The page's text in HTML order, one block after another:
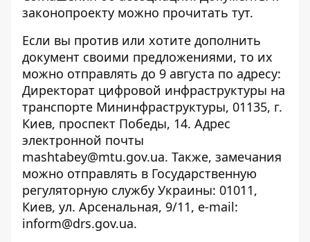
законопроекту можно прочитать тут.
Если вы против или хотите дополнить
документ своими предложениями, то их
можно отправлять до 9 августа по адресу:
Директорат цифровой инфраструктуры на
транспорте Мининфраструктуры, 01135, г.
Киев, проспект Победы, 14. Адрес
электронной почты
mashtabey@mtu.gov.ua. Также, замечания
можно отправлять в Государственную
регуляторную службу Украины: 01011,
Киев, ул. Арсенальная, 9/11, е-mail:
inform@drs.gov.ua.